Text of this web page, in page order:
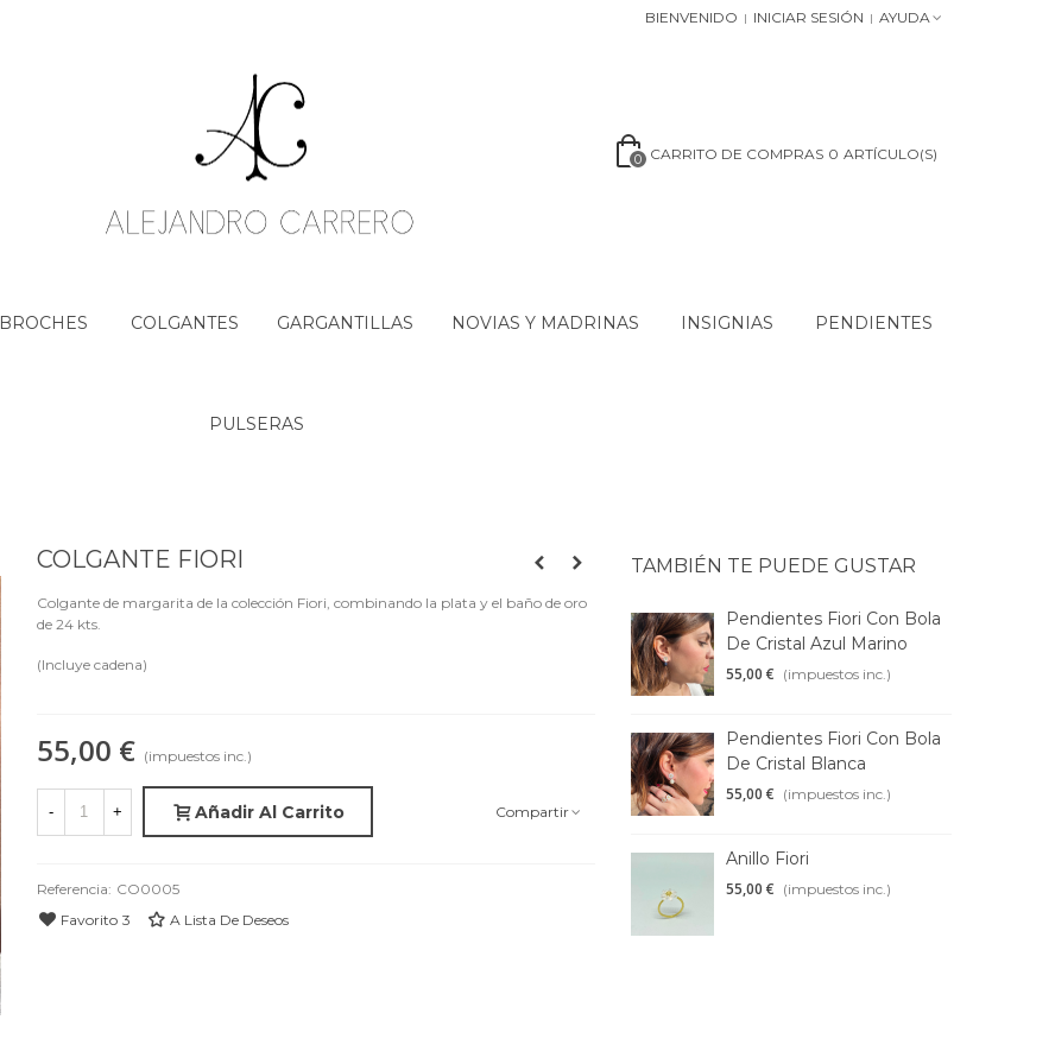
BIENVENIDO INICIAR SESIÓN AYUDA
0 CARRITO DE COMPRAS 0 ARTÍCULO(S)
BROCHES COLGANTES GARGANTILLAS NOVIAS Y MADRINAS INSIGNIAS PENDIENTES
PULSERAS
COLGANTE FIORI
Colgante de margarita de la colección Fiori, combinando la plata y el baño de oro
de 24 kts.
(Incluye cadena)
55,00 € (impuestos inc.)
- + Añadir Al Carrito Compartir
Referencia: CO0005
Favorito 3 A Lista De Deseos
TAMBIÉN TE PUEDE GUSTAR
Pendientes Fiori Con Bola
De Cristal Azul Marino
55,00 € (impuestos inc.)
Pendientes Fiori Con Bola
De Cristal Blanca
55,00 € (impuestos inc.)
Anillo Fiori
55,00 € (impuestos inc.)